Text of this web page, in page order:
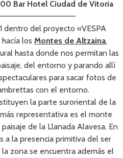
Bar Hotel Ciudad de Vitoria
dentro del proyecto «VESPA
hacía losMontes de Altzaina,
hasta donde nos permitan las
del entorno y parando allí
para sacar fotos de
con el entorno.
la parte suroriental de la
representativa es el monte
de la Llanada Alavesa. En
a la presencia primitiva del ser
zona se encuentra además el